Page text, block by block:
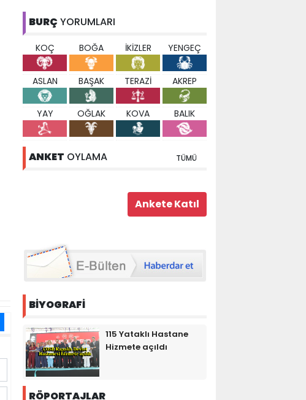
BURÇ YORUMLARI
KOÇ BOĞA İKİZLER YENGEÇ
ASLAN BAŞAK TERAZİ AKREP
YAY OĞLAK KOVA BALIK
ANKET OYLAMA TÜMÜ
BİYOGRAFİ
115 Yataklı Hastane
Hizmete açıldı
RÖPORTAJLAR